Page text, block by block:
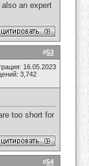
an expert
#53
16.05.2023
3,742
too short for
#54